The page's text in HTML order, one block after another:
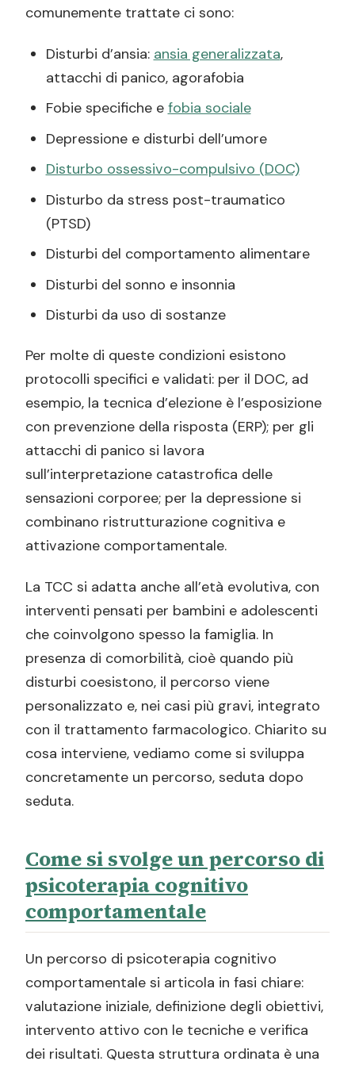
comunemente trattate ci sono:
Disturbi d’ansia: ansia generalizzata,
attacchi di panico, agorafobia
Fobie specifiche e fobia sociale
Depressione e disturbi dell’umore
Disturbo ossessivo-compulsivo (DOC)
Disturbo da stress post-traumatico
(PTSD)
Disturbi del comportamento alimentare
Disturbi del sonno e insonnia
Disturbi da uso di sostanze
Per molte di queste condizioni esistono
protocolli specifici e validati: per il DOC, ad
esempio, la tecnica d’elezione è l’esposizione
con prevenzione della risposta (ERP); per gli
attacchi di panico si lavora
sull’interpretazione catastrofica delle
sensazioni corporee; per la depressione si
combinano ristrutturazione cognitiva e
attivazione comportamentale.
La TCC si adatta anche all’età evolutiva, con
interventi pensati per bambini e adolescenti
che coinvolgono spesso la famiglia. In
presenza di comorbilità, cioè quando più
disturbi coesistono, il percorso viene
personalizzato e, nei casi più gravi, integrato
con il trattamento farmacologico. Chiarito su
cosa interviene, vediamo come si sviluppa
concretamente un percorso, seduta dopo
seduta.
Come si svolge un percorso di
psicoterapia cognitivo
comportamentale
Un percorso di psicoterapia cognitivo
comportamentale si articola in fasi chiare:
valutazione iniziale, definizione degli obiettivi,
intervento attivo con le tecniche e verifica
dei risultati. Questa struttura ordinata è una